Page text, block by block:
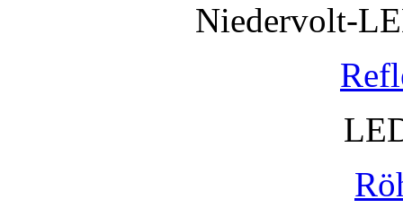
Niedervolt-